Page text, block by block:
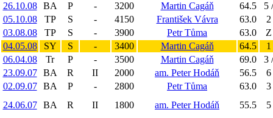
26.10.08
BA P - 3200 Martin Cagáň 64.5
5
05.10.08
TP S - 4150 František Vávra 63.0
03.08.08
TP S - 3900 Petr Tůma 63.0
04.05.08
SY S - 3400 Martin Cagáň 64.5
06.04.08
Tr P - 3500 Martin Cagáň 69.0
3
23.09.07
BA R II 2000 am. Peter Hodáň 56.5
6
02.09.07
BA P - 2800 Petr Tůma 63.0
3
24.06.07
BA R II 1800 am. Peter Hodáň 55.5